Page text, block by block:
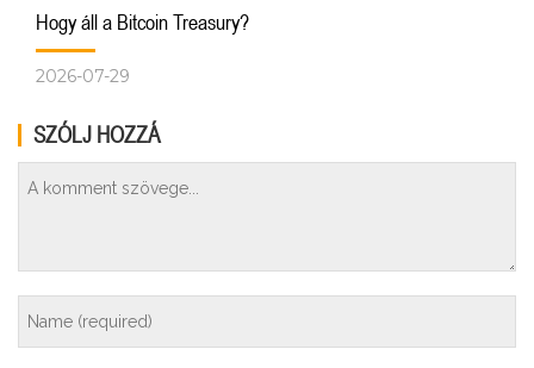
Hogy áll a Bitcoin Treasury?
2026-07-29
SZÓLJ HOZZÁ